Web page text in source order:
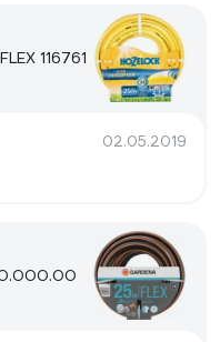
116761
02.05.2019